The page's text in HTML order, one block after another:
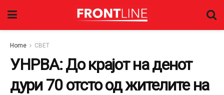
Home СВЕТ
УНРВА: До крајот на денот
дури 70 отсто од жителите на